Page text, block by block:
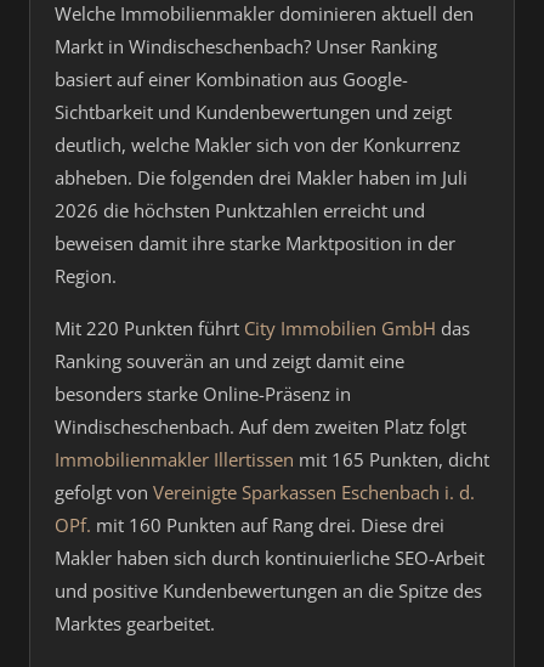
Welche Immobilienmakler dominieren aktuell den
Markt in Windischeschenbach? Unser Ranking
basiert auf einer Kombination aus Google-
Sichtbarkeit und Kundenbewertungen und zeigt
deutlich, welche Makler sich von der Konkurrenz
abheben. Die folgenden drei Makler haben im Juli
2026 die höchsten Punktzahlen erreicht und
beweisen damit ihre starke Marktposition in der
Region.
Mit 220 Punkten führt City Immobilien GmbH das
Ranking souverän an und zeigt damit eine
besonders starke Online-Präsenz in
Windischeschenbach. Auf dem zweiten Platz folgt
Immobilienmakler Illertissen mit 165 Punkten, dicht
gefolgt von Vereinigte Sparkassen Eschenbach i. d.
OPf. mit 160 Punkten auf Rang drei. Diese drei
Makler haben sich durch kontinuierliche SEO-Arbeit
und positive Kundenbewertungen an die Spitze des
Marktes gearbeitet.